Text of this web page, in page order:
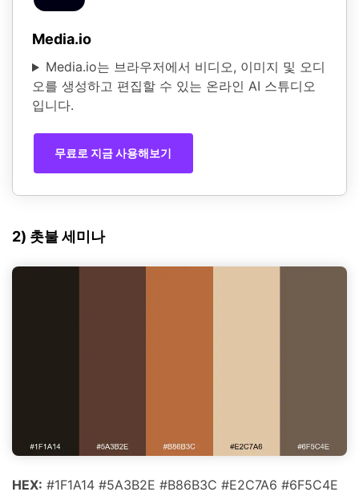
Media.io
Media.io는 브라우저에서 비디오, 이미지 및 오디
오를 생성하고 편집할 수 있는 온라인 AI 스튜디오
입니다.
무료로 지금 사용해보기
2) 촛불 세미나
HEX: #1F1A14 #5A3B2E #B86B3C #E2C7A6 #6F5C4E